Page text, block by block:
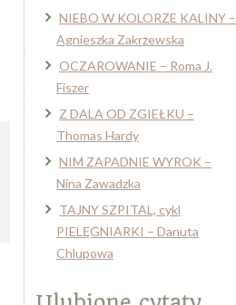
NIEBO W KOLORZE KALINY –
Agnieszka Zakrzewska
OCZAROWANIE – Roma J.
Fiszer
Z DALA OD ZGIEŁKU –
Thomas Hardy
NIM ZAPADNIE WYROK –
Nina Zawadzka
TAJNY SZPITAL, cykl
PIELĘGNIARKI – Danuta
Chlupowa